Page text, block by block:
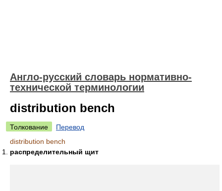
Англо-русский словарь нормативно-
технической терминологии
distribution bench
Толкование
Перевод
distribution bench
распределительный щит